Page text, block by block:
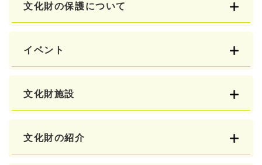
文化財の保護について
イベント
文化財施設
文化財の紹介